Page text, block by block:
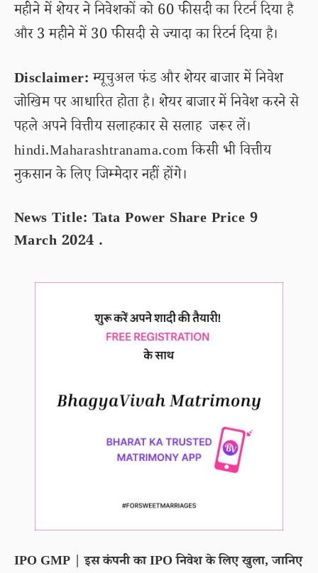
महीने में शेयर ने निवेशकों को 60 फीसदी का रिटर्न दिया है
और 3 महीने में 30 फीसदी से ज्यादा का रिटर्न दिया है।
Disclaimer:म्यूचुअल फंड और शेयर बाजार में निवेश
जोखिम पर आधारित होता है। शेयर बाजार में निवेश करने से
पहले अपने वित्तीय सलाहकार से सलाह जरूर लें।
hindi.Maharashtranama.com किसी भी वित्तीय
नुकसान के लिए जिम्मेदार नहीं होंगे।
News Title: Tata Power Share Price 9
March 2024 .
IPO GMP | इस कंपनी का IPO निवेश के लिए खुला, जानिए